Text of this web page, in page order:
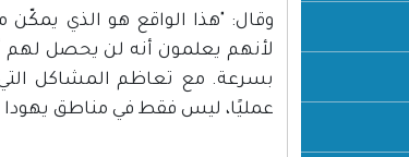
وقال: "هذا الواقع هو الذي
لأنهم يعلمون أنه لن يحصل
بسرعة. مع تعاظم المشاكل التي
عمليًا، ليس فقط في مناطق يهودا